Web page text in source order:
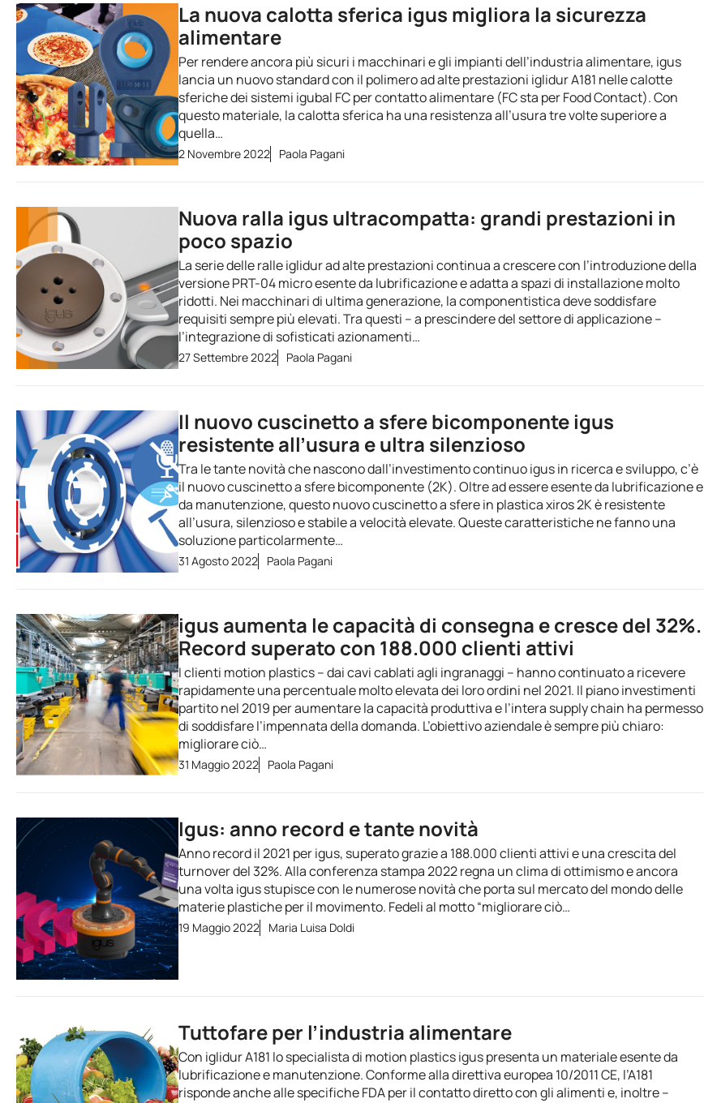
La nuova calotta sferica igus migliora la sicurezza
alimentare
Per rendere ancora più sicuri i macchinari e gli impianti dell’industria alimentare, igus
lancia un nuovo standard con il polimero ad alte prestazioni iglidur A181 nelle calotte
sferiche dei sistemi igubal FC per contatto alimentare (FC sta per Food Contact). Con
questo materiale, la calotta sferica ha una resistenza all’usura tre volte superiore a
quella…
2 Novembre 2022 Paola Pagani
Nuova ralla igus ultracompatta: grandi prestazioni in
poco spazio
La serie delle ralle iglidur ad alte prestazioni continua a crescere con l’introduzione della
versione PRT-04 micro esente da lubrificazione e adatta a spazi di installazione molto
ridotti. Nei macchinari di ultima generazione, la componentistica deve soddisfare
requisiti sempre più elevati. Tra questi – a prescindere del settore di applicazione –
l’integrazione di sofisticati azionamenti…
27 Settembre 2022 Paola Pagani
Il nuovo cuscinetto a sfere bicomponente igus
resistente all’usura e ultra silenzioso
Tra le tante novità che nascono dall’investimento continuo igus in ricerca e sviluppo, c’è
il nuovo cuscinetto a sfere bicomponente (2K). Oltre ad essere esente da lubrificazione e
da manutenzione, questo nuovo cuscinetto a sfere in plastica xiros 2K è resistente
all’usura, silenzioso e stabile a velocità elevate. Queste caratteristiche ne fanno una
soluzione particolarmente…
31 Agosto 2022 Paola Pagani
igus aumenta le capacità di consegna e cresce del 32%.
Record superato con 188.000 clienti attivi
I clienti motion plastics – dai cavi cablati agli ingranaggi – hanno continuato a ricevere
rapidamente una percentuale molto elevata dei loro ordini nel 2021. Il piano investimenti
partito nel 2019 per aumentare la capacità produttiva e l’intera supply chain ha permesso
di soddisfare l’impennata della domanda. L’obiettivo aziendale è sempre più chiaro:
migliorare ciò…
31 Maggio 2022 Paola Pagani
Igus: anno record e tante novità
Anno record il 2021 per igus, superato grazie a 188.000 clienti attivi e una crescita del
turnover del 32%. Alla conferenza stampa 2022 regna un clima di ottimismo e ancora
una volta igus stupisce con le numerose novità che porta sul mercato del mondo delle
materie plastiche per il movimento. Fedeli al motto “migliorare ciò…
19 Maggio 2022 Maria Luisa Doldi
Tuttofare per l’industria alimentare
Con iglidur A181 lo specialista di motion plastics igus presenta un materiale esente da
lubrificazione e manutenzione. Conforme alla direttiva europea 10/2011 CE, l’A181
risponde anche alle specifiche FDA per il contatto diretto con gli alimenti e, inoltre –